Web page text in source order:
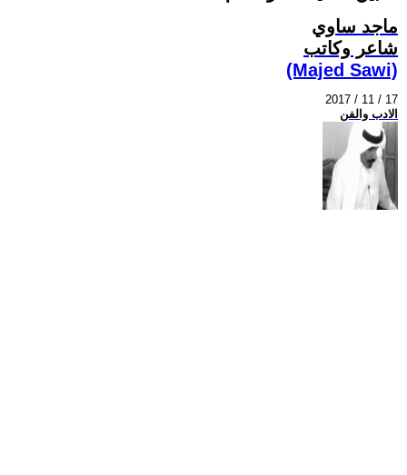
ماجد ساوي
شاعر وكاتب
(Majed Sawi)
2017 / 11 / 17
الادب والفن